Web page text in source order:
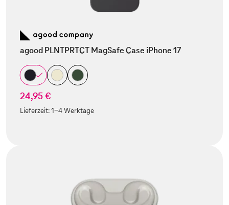
agood PLNTPRTCT MagSafe Case iPhone 17
24,95 €
Lieferzeit:1-4 Werktage